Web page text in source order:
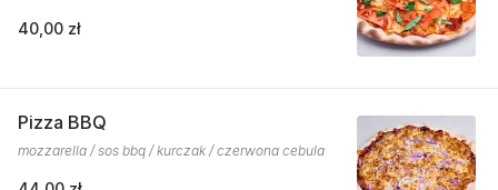
40,00 zł
Pizza BBQ
mozzarella / sos bbq / kurczak / czerwona cebula